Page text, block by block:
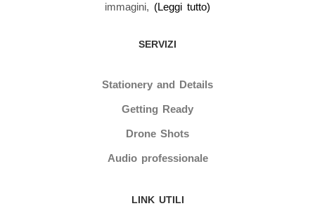
immagini, (Leggi tutto)
SERVIZI
Stationery and Details
Getting Ready
Drone Shots
Audio professionale
LINK UTILI